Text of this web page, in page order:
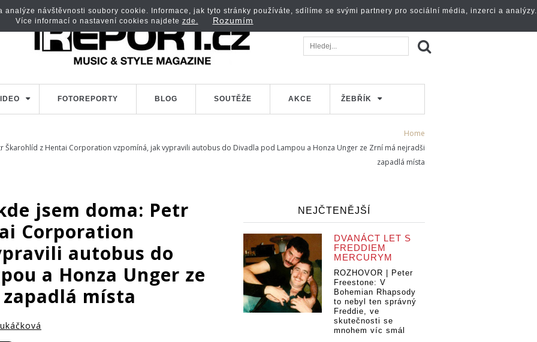
FOTOREPORTY BLOG SOUTĚŽE AKCE ŽEBŘÍK
Home
Škarohlíd z Hentai Corporation vzpomíná, jak vypravili autobus do Divadla pod Lampou a Honza Unger ze Zrní má nejradši
zapadlá místa
jsem doma: Petr
Corporation
autobus do
a Honza Unger ze
místa
NEJČTENĚJŠÍ
DVANÁCT LET S
FREDDIEM
MERCURYM
ROZHOVOR | Peter
Freestone: V
Bohemian Rhapsody
to nebyl ten správný
Freddie, ve
skutečnosti se
mnohem víc smál
návštěvnosti soubory cookie. Informace, jak tyto stránky používáte, sdílíme se svými partnery pro sociální média, inzerci a analýzy.
Více informací o nastavení cookies najdete zde. Rozumím